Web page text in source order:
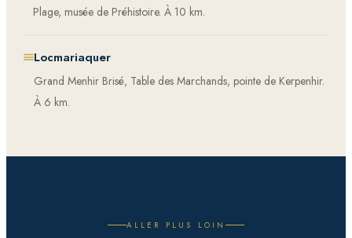
Plage, musée de Préhistoire. À 10 km.
Locmariaquer
Grand Menhir Brisé, Table des Marchands, pointe de Kerpenhir.
À 6 km.
ALLER PLUS LOIN